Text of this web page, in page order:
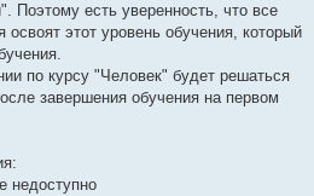
Поэтому есть уверенность, что все
этот уровень обучения, который
по курсу "Человек" будет решаться
завершения обучения на первом
недоступно